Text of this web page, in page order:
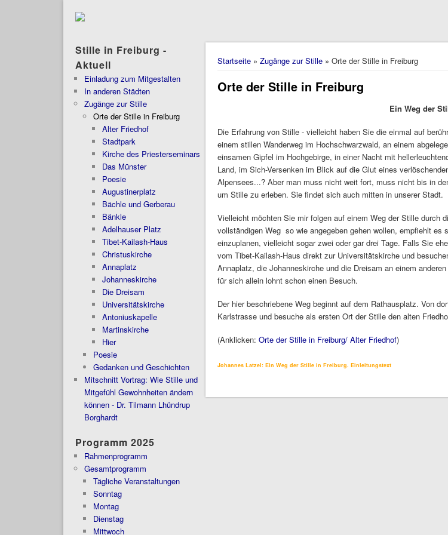
Sie sind hier
Startseite »Zugänge zur Stille » Orte der Stille in Freiburg
Orte der Stille in Freiburg
Ein Weg der
Die Erfahrung von Stille - vielleicht haben Sie die einmal auf
einem stillen Wanderweg im Hochschwarzwald, an einem
einsamen Gipfel im Hochgebirge, in einer Nacht mit
Land, im Sich-Versenken im Blick auf die Glut eines
Alpensees...? Aber man muss nicht weit fort, muss nicht bis in
um Stille zu erleben. Sie findet sich auch mitten in unserer Stadt.
Vielleicht möchten Sie mir folgen auf einem Weg der Stille durch
vollständigen Weg so wie angegeben gehen wollen, empfiehlt es
einzuplanen, vielleicht sogar zwei oder gar drei Tage. Falls Sie
vom Tibet-Kailash-Haus direkt zur Universitätskirche und
Annaplatz, die Johanneskirche und die Dreisam an einem
für sich allein lohnt schon einen Besuch.
Der hier beschriebene Weg beginnt auf dem Rathausplatz. Von
Karlstrasse und besuche als ersten Ort der Stille den alten
(Anklicken: Orte der Stille in Freiburg/ Alter Friedhof)
Johannes Latzel: Ein Weg der Stille in Freiburg. Einleitungstext
Stille in Freiburg -
Aktuell
Einladung zum Mitgestalten
In anderen Städten
Zugänge zur Stille
Orte der Stille in Freiburg
Alter Friedhof
Stadtpark
Kirche des Priesterseminars
Das Münster
Poesie
Augustinerplatz
Bächle und Gerberau
Bänkle
Adelhauser Platz
Tibet-Kailash-Haus
Christuskirche
Annaplatz
Johanneskirche
Die Dreisam
Universitätskirche
Antoniuskapelle
Martinskirche
Hier
Poesie
Gedanken und Geschichten
Mitschnitt Vortrag: Wie Stille und
Mitgefühl Gewohnheiten ändern
können - Dr. Tilmann Lhündrup
Borghardt
Programm 2025
Rahmenprogramm
Gesamtprogramm
Tägliche Veranstaltungen
Sonntag
Montag
Dienstag
Mittwoch